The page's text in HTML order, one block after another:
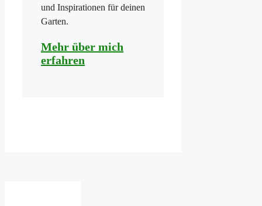
und Inspirationen für deinen
Garten.
Mehr über mich
erfahren